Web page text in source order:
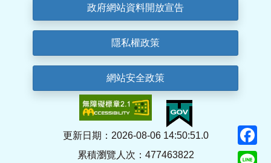
政府網站資料開放宣告
隱私權政策
網站安全政策
更新日期：2026-08-06 14:50:51.0
累積瀏覽人次：477463822